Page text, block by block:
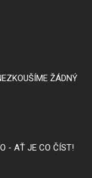
ŽÁDNÝ
- AŤ JE CO ČÍST!